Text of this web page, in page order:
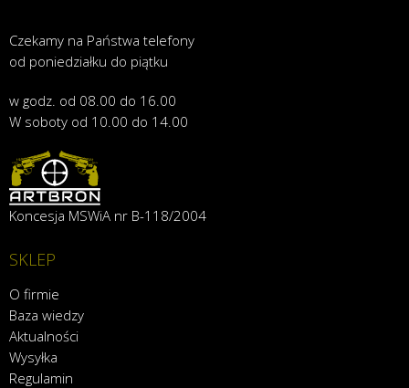
Czekamy na Państwa telefony
od poniedziałku do piątku
w godz. od 08.00 do 16.00
W soboty od 10.00 do 14.00
Koncesja MSWiA nr B-118/2004
SKLEP
O firmie
Baza wiedzy
Aktualności
Wysyłka
Regulamin